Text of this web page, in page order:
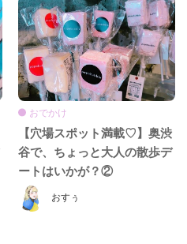
おすぅ
おでかけ
【穴場スポット満載♡】奥渋
谷で、ちょっと大人の散歩デ
ートはいかが？②